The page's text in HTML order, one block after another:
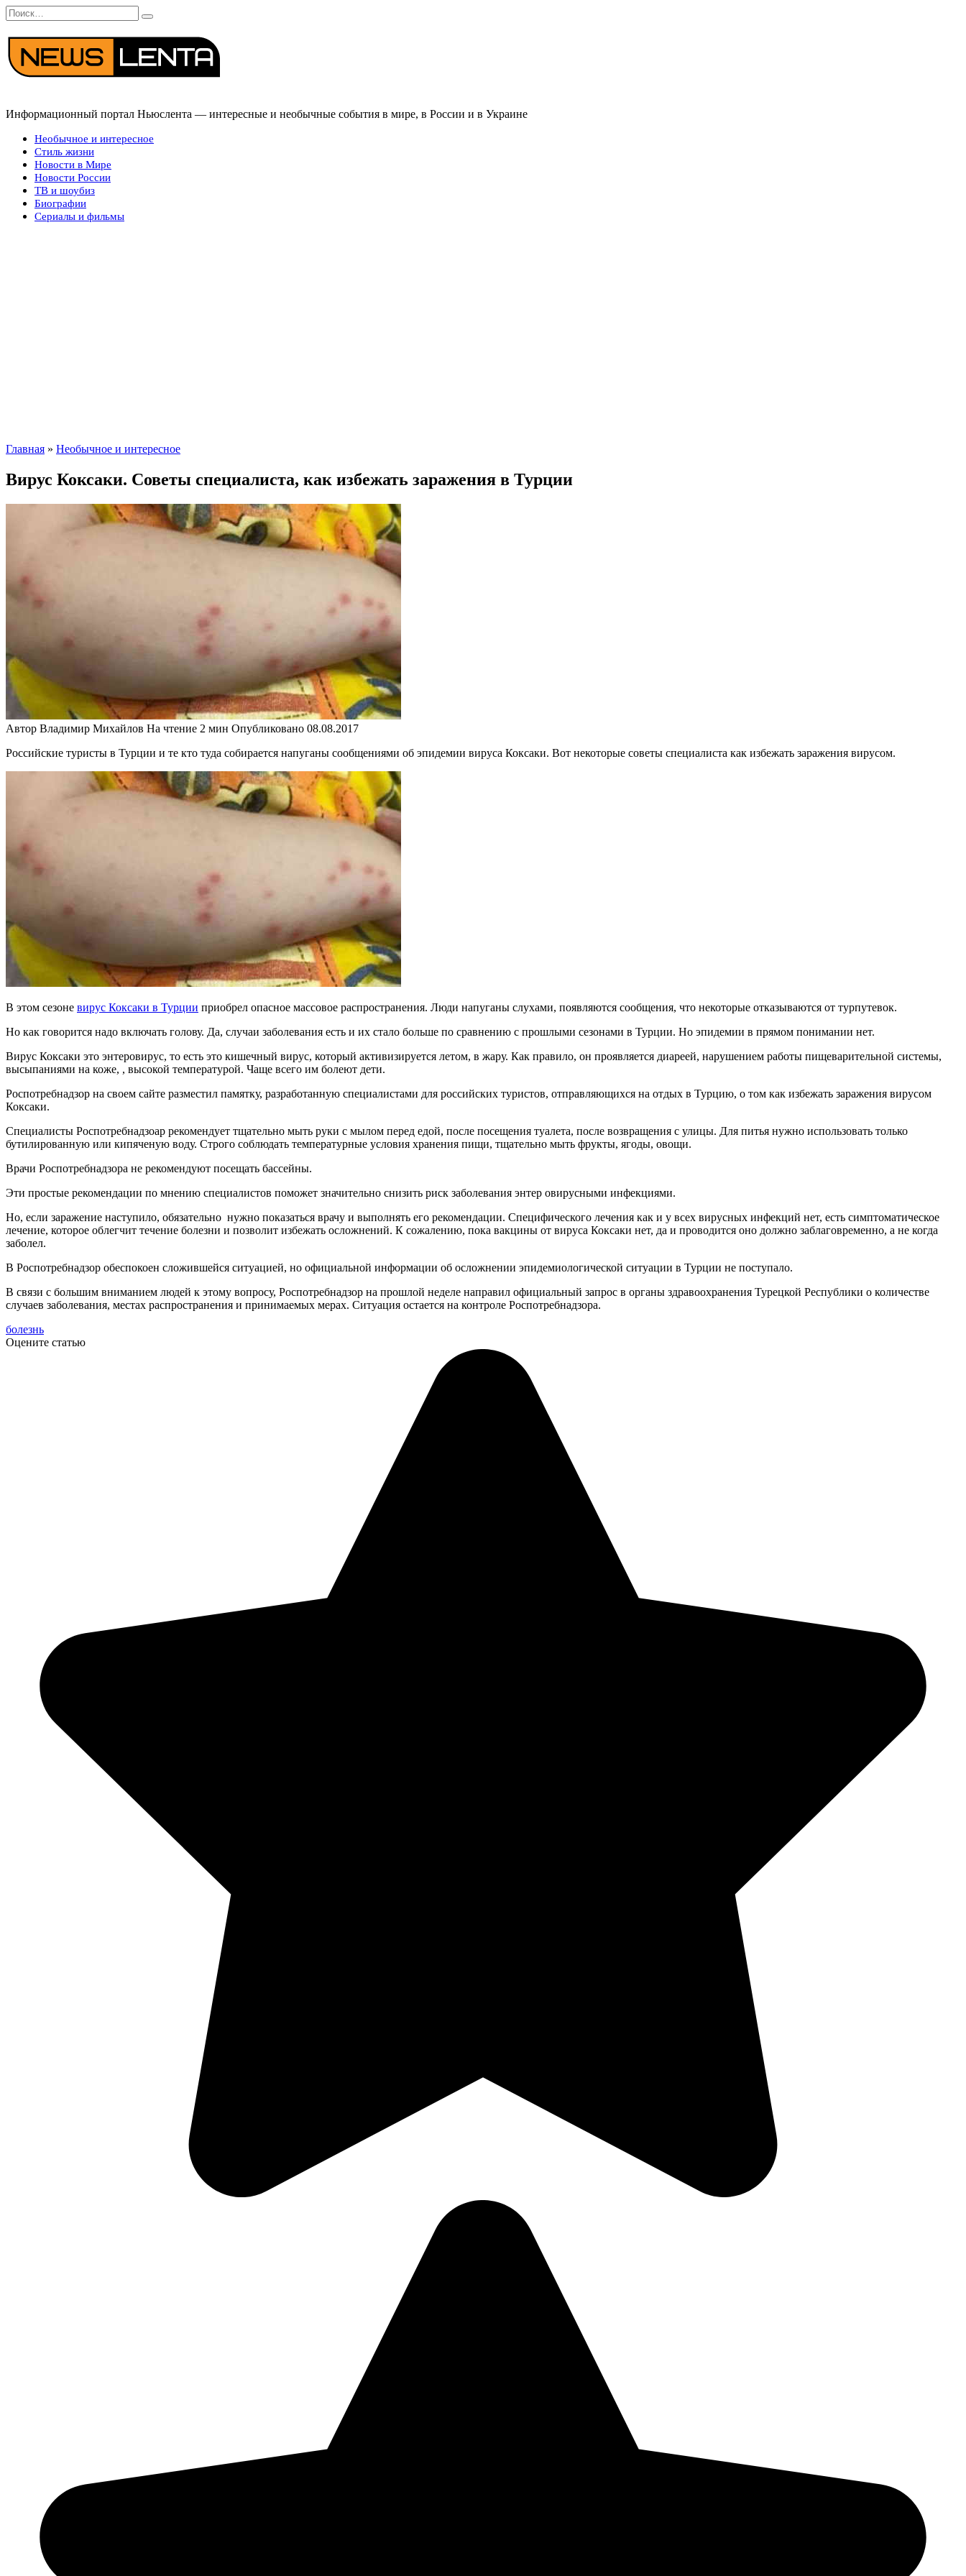
Перейти
к
содержанию
Search
for:
Информационный портал Ньюслента — интересные и необычные события в мире, в России и в Украине
Необычное и интересное
Стиль жизни
Новости в Мире
Новости России
ТВ и шоубиз
Биографии
Сериалы и фильмы
Главная » Необычное и интересное
Вирус Коксаки. Советы специалиста, как избежать заражения в Турции
Автор Владимир Михайлов На чтение 2 мин Опубликовано 08.08.2017
Российские туристы в Турции и те кто туда собирается напуганы сообщениями об эпидемии вируса Коксаки. Вот некоторые советы специалиста как избежать заражения вирусом.
В этом сезоне вирус Коксаки в Турции приобрел опасное массовое распространения. Люди напуганы слухами, появляются сообщения, что некоторые отказываются от турпутевок.
Но как говорится надо включать голову. Да, случаи заболевания есть и их стало больше по сравнению с прошлыми сезонами в Турции. Но эпидемии в прямом понимании нет.
Вирус Коксаки это энтеровирус, то есть это кишечный вирус, который активизируется летом, в жару. Как правило, он проявляется диареей, нарушением работы пищеварительной системы,
высыпаниями на коже, , высокой температурой. Чаще всего им болеют дети.
Роспотребнадзор на своем сайте разместил памятку, разработанную специалистами для российских туристов, отправляющихся на отдых в Турцию, о том как избежать заражения вирусом
Коксаки.
Специалисты Роспотребнадзоар рекомендует тщательно мыть руки с мылом перед едой, после посещения туалета, после возвращения с улицы. Для питья нужно использовать только
бутилированную или кипяченую воду. Строго соблюдать температурные условия хранения пищи, тщательно мыть фрукты, ягоды, овощи.
Врачи Роспотребнадзора не рекомендуют посещать бассейны.
Эти простые рекомендации по мнению специалистов поможет значительно снизить риск заболевания энтер овирусными инфекциями.
Но, если заражение наступило, обязательно нужно показаться врачу и выполнять его рекомендации. Специфического лечения как и у всех вирусных инфекций нет, есть симптоматическое
лечение, которое облегчит течение болезни и позволит избежать осложнений. К сожалению, пока вакцины от вируса Коксаки нет, да и проводится оно должно заблаговременно, а не когда
заболел.
В Роспотребнадзор обеспокоен сложившейся ситуацией, но официальной информации об осложнении эпидемиологической ситуации в Турции не поступало.
В связи с большим вниманием людей к этому вопросу, Роспотребнадзор на прошлой неделе направил официальный запрос в органы здравоохранения Турецкой Республики о количестве
случаев заболевания, местах распространения и принимаемых мерах. Ситуация остается на контроле Роспотребнадзора.
болезнь
Оцените статью